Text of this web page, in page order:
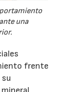
una
frente